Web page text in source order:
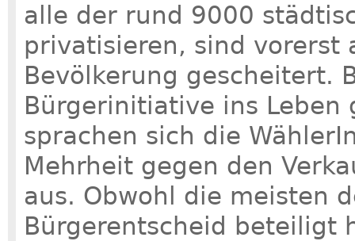
alle der rund 9000
privatisieren, sind vorerst
Bevölkerung gescheitert.
Bürgerinitiative ins Leben
sprachen sich die
Mehrheit gegen den
aus. Obwohl die meisten
Bürgerentscheid beteiligt